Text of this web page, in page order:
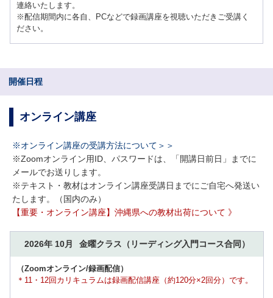
連絡いたします。
※配信期間内に各自、PCなどで録画講座を視聴いただきご受講く
ださい。
開催日程
オンライン講座
※オンライン講座の受講方法について＞＞
※Zoomオンライン用ID、パスワードは、「開講日前日」までに
メールでお送りします。
※テキスト・教材はオンライン講座受講日までにご自宅へ発送い
たします。（国内のみ）
【重要・オンライン講座】沖縄県への教材出荷について 》
2026年 10月 金曜クラス （リーディング入門コース合同）
（Zoomオンライン/録画配信）
＊11・12回カリキュラムは録画配信講座（約120分×2回分）です。